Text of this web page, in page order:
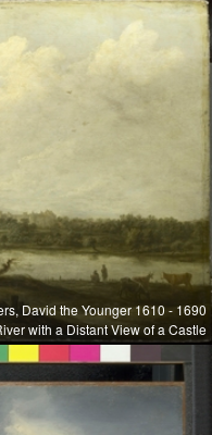
David the Younger 1610 - 1690
with a Distant View of a Castle